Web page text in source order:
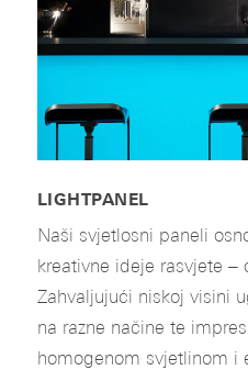
LIGHTPANEL
Naši svjetlosni paneli
kreativne ideje rasvjete –
Zahvaljujući niskoj visini
na razne načine te
homogenom svjetlinom i